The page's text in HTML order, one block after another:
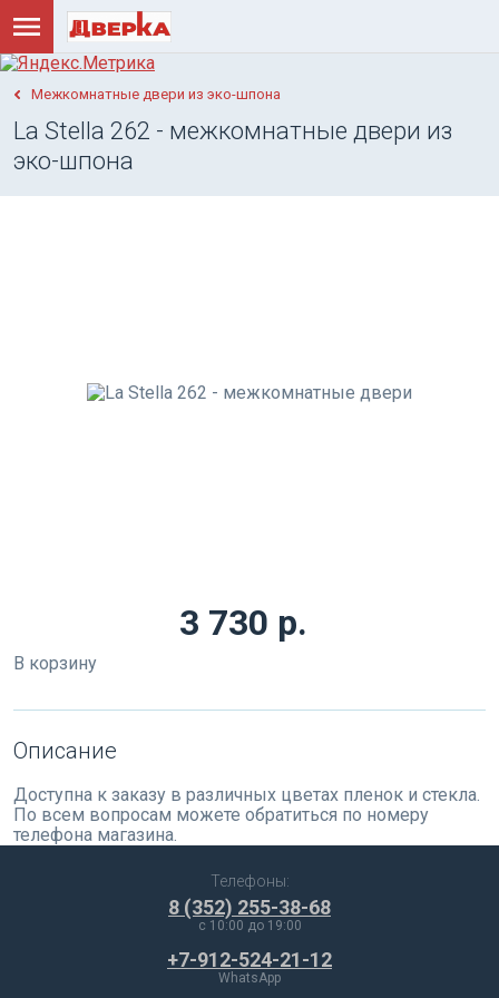
Межкомнатные двери из эко-шпона
La Stella 262 - межкомнатные двери из
эко-шпона
3 730 р.
В корзину
Описание
Доступна к заказу в различных цветах пленок и стекла.
По всем вопросам можете обратиться по номеру
телефона магазина.
Телефоны:
8 (352) 255-38-68
c 10:00 до 19:00
+7-912-524-21-12
WhatsApp